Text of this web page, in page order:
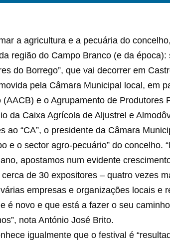
a agricultura e a pecuária do
região do Campo Branco (e da
do Borrego”, que vai decorrer em
pela Câmara Municipal local, em
(AACB) e o Agrupamento de Produtores
da Caixa Agrícola de Aljustrel e
ao “CA”, o presidente da Câmara
e o sector agro-pecuário” do concelho.
apostamos num evidente
de 30 expositores – quatro vezes
empresas e organizações locais e
é novo e que está a fazer o seu
nota António José Brito.
igualmente que o festival é